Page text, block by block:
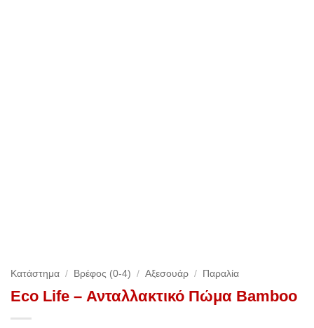
Κατάστημα / Βρέφος (0-4) / Αξεσουάρ / Παραλία
Eco Life – Ανταλλακτικό Πώμα Bamboo